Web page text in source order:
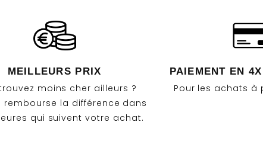
MEILLEURS PRIX
moins cher ailleurs ?
rembourse la différence dans
qui suivent votre achat.
PAIEMENT EN
Pour les achats à